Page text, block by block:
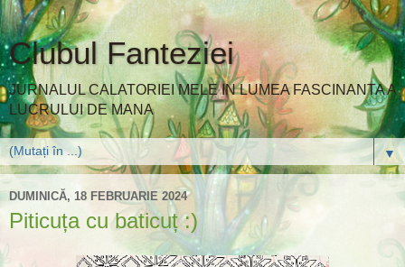
Clubul Fanteziei
JURNALUL CALATORIEI MELE IN LUMEA FASCINANTA A
LUCRULUI DE MANA
▼
DUMINICĂ, 18 FEBRUARIE 2024
Piticuța cu baticuț :)